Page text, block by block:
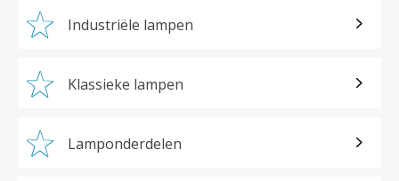
Industriële lampen
Klassieke lampen
Lamponderdelen